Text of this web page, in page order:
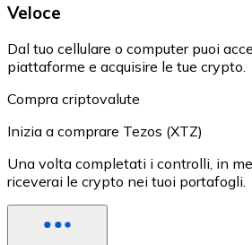
Veloce
Dal tuo cellulare o computer puoi
piattaforme e acquisire le tue crypto.
Compra criptovalute
Inizia a comprare Tezos (XTZ)
Una volta completati i controlli, in
riceverai le crypto nei tuoi portafogli.